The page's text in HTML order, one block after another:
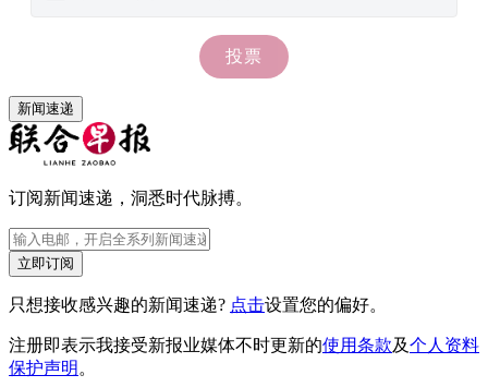
新闻速递
订阅新闻速递，洞悉时代脉搏。
立即订阅
只想接收感兴趣的新闻速递? 点击设置您的偏好。
注册即表示我接受新报业媒体不时更新的使用条款及个人资料
保护声明 。